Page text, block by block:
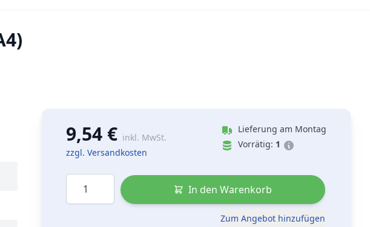
9,54 € inkl. MwSt.
zzgl. Versandkosten
Lieferung am Montag
Vorrätig: 1
Menge
In den Warenkorb
Zum Angebot hinzufügen